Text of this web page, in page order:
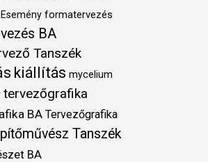
Esemény formatervezés
BA
Tanszék
kiállítás mycelium
tervezőgrafika
BA Tervezőgrafika
Tanszék
BA